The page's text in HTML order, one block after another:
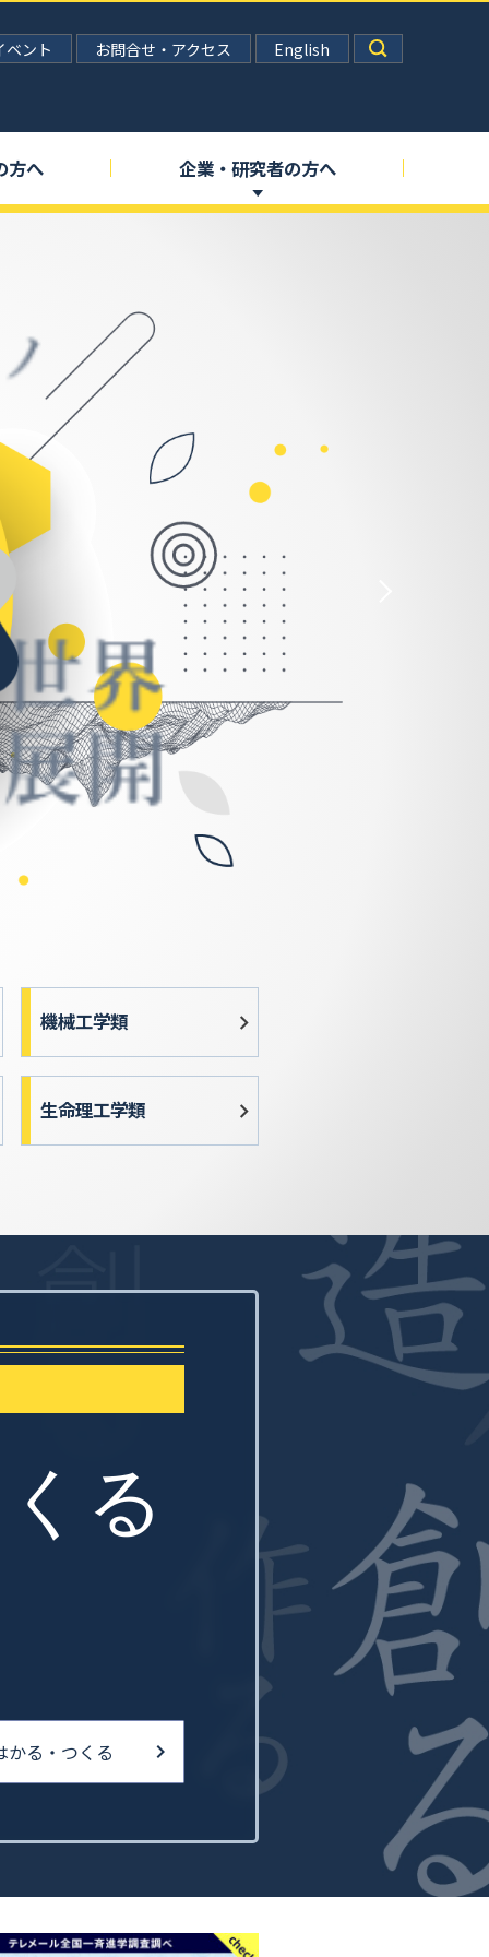
ベント お問合せ・アクセス English
方へ 企業・ 研究者の方へ
機械工学類
生命理工学類
る
かる・つくる